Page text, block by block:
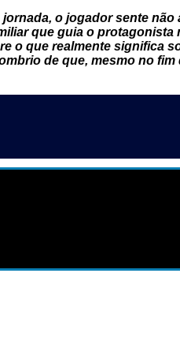
o jogador sente
que guia o protagonista
o que realmente significa
de que, mesmo no